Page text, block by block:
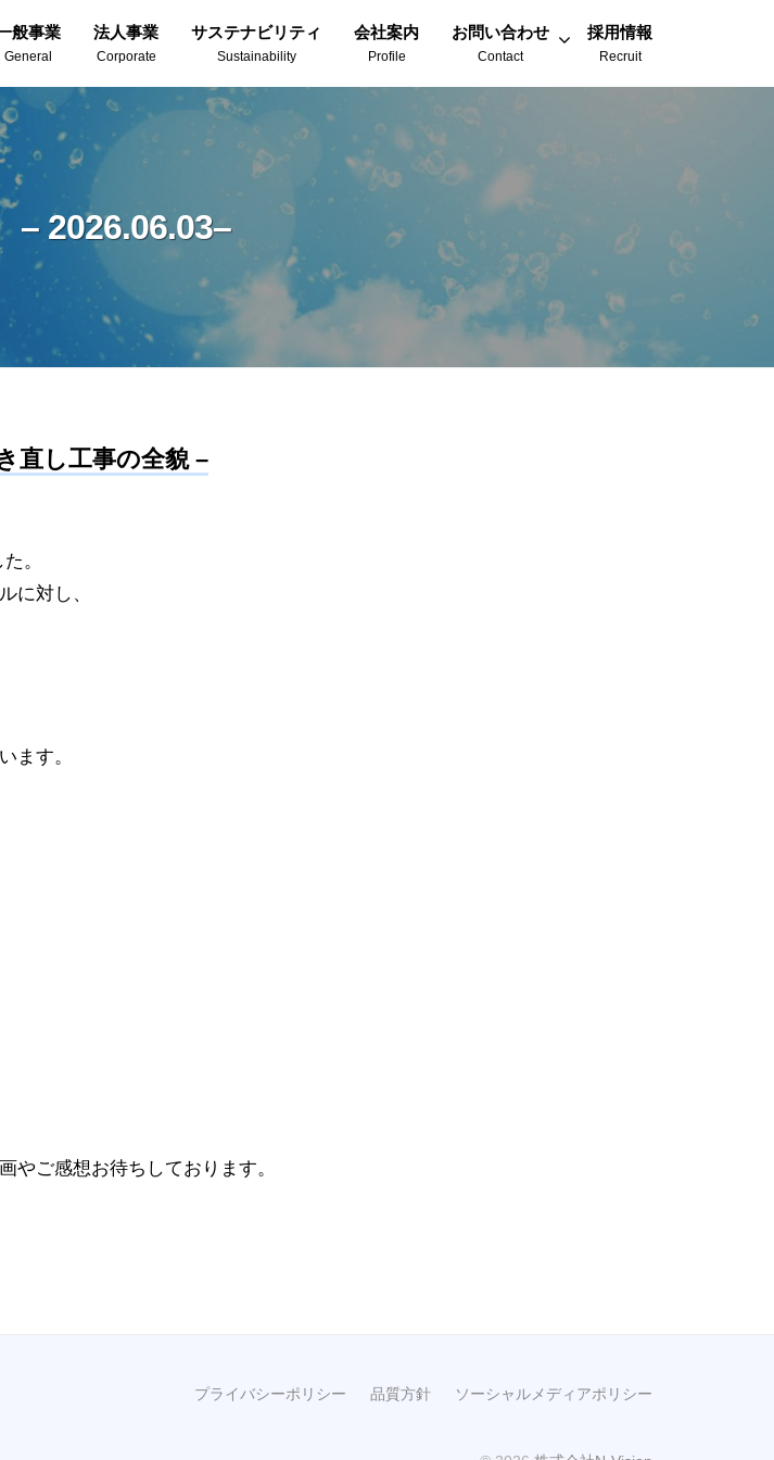
般事業
General
法人事業
Corporate
サステナビリティ
Sustainability
会社案内
Profile
お問い合わせ
Contact
採用情報
Recruit
– 2026.06.03–
直し工事の全貌 –
。
に対し、
ます。
やご感想お待ちしております。
プライバシーポリシー 品質方針 ソーシャルメディアポリシー